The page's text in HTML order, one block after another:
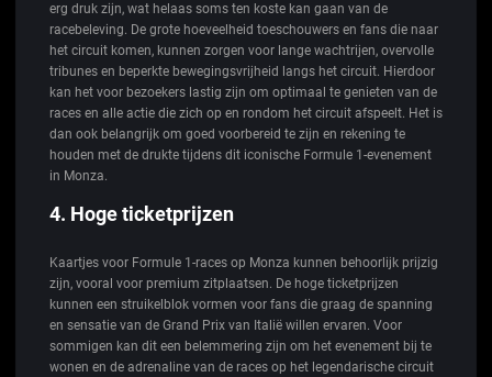
erg druk zijn, wat helaas soms ten koste kan gaan van de
racebeleving. De grote hoeveelheid toeschouwers en fans die naar
het circuit komen, kunnen zorgen voor lange wachtrijen, overvolle
tribunes en beperkte bewegingsvrijheid langs het circuit. Hierdoor
kan het voor bezoekers lastig zijn om optimaal te genieten van de
races en alle actie die zich op en rondom het circuit afspeelt. Het is
dan ook belangrijk om goed voorbereid te zijn en rekening te
houden met de drukte tijdens dit iconische Formule 1-evenement
in Monza.
4. Hoge ticketprijzen
Kaartjes voor Formule 1-races op Monza kunnen behoorlijk prijzig
zijn, vooral voor premium zitplaatsen. De hoge ticketprijzen
kunnen een struikelblok vormen voor fans die graag de spanning
en sensatie van de Grand Prix van Italië willen ervaren. Voor
sommigen kan dit een belemmering zijn om het evenement bij te
wonen en de adrenaline van de races op het legendarische circuit